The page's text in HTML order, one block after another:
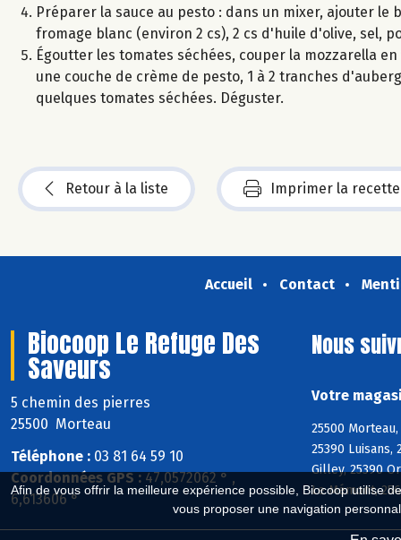
Afin de vous offrir la meilleure expérience possible, Biocoop utilise
vous proposer une navigation
Préparer la sauce au pesto : dans un mixer, ajouter
fromage blanc (environ 2 cs), 2 cs d'huile d'olive, sel,
Égoutter les tomates séchées, couper la mozzarella
une couche de crème de pesto, 1 à 2 tranches
quelques tomates séchées. Déguster.
Retour à la liste Imprimer la recette
Accueil Contact
Biocoop Le Refuge Des
Saveurs
5 chemin des pierres
25500 Morteau
Téléphone : 03 81 64 59 10
Coordonnées GPS : 47,0572062 ° ,
6,613606 °
Nous
Votre
25500
25390 Luisans,
Gilley, 25390
Le Mémont,